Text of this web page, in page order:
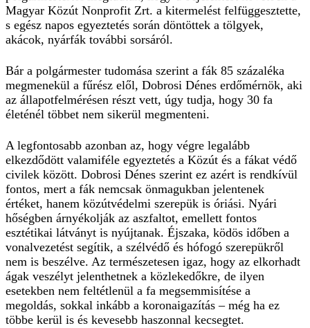
Magyar Közút Nonprofit Zrt. a kitermelést felfüggesztette,
s egész napos egyeztetés során döntöttek a tölgyek,
akácok, nyárfák további sorsáról.
Bár a polgármester tudomása szerint a fák 85 százaléka
megmenekül a fűrész elől, Dobrosi Dénes erdőmérnök, aki
az állapotfelmérésen részt vett, úgy tudja, hogy 30 fa
életénél többet nem sikerül megmenteni.
A legfontosabb azonban az, hogy végre legalább
elkezdődött valamiféle egyeztetés a Közút és a fákat védő
civilek között. Dobrosi Dénes szerint ez azért is rendkívül
fontos, mert a fák nemcsak önmagukban jelentenek
értéket, hanem közútvédelmi szerepük is óriási. Nyári
hőségben árnyékolják az aszfaltot, emellett fontos
esztétikai látványt is nyújtanak. Éjszaka, ködös időben a
vonalvezetést segítik, a szélvédő és hófogó szerepükről
nem is beszélve. Az természetesen igaz, hogy az elkorhadt
ágak veszélyt jelenthetnek a közlekedőkre, de ilyen
esetekben nem feltétlenül a fa megsemmisítése a
megoldás, sokkal inkább a koronaigazítás – még ha ez
többe kerül is és kevesebb haszonnal kecsegtet.